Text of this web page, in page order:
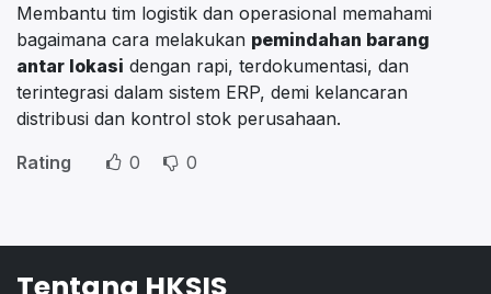
Membantu tim logistik dan operasional memahami
bagaimana cara melakukan pemindahan barang
antar lokasi dengan rapi, terdokumentasi, dan
terintegrasi dalam sistem ERP, demi kelancaran
distribusi dan kontrol stok perusahaan.
Rating
0 0